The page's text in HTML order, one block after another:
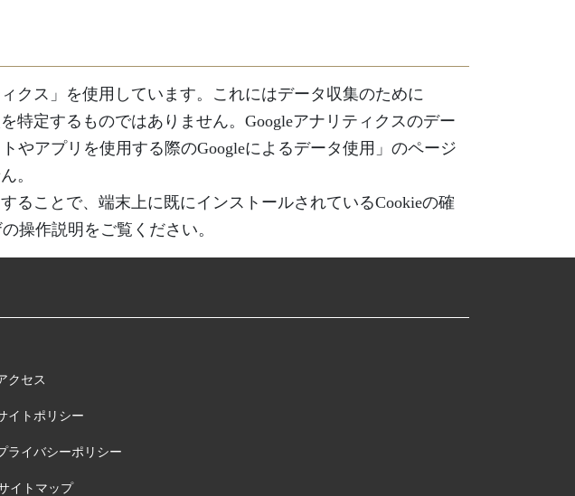
クス」を使用しています。これにはデータ収集のために
特定するものではありません。Googleアナリティクスのデー
やアプリを使用する際のGoogleによるデータ使用」のページ
。
ることで、端末上に既にインストールされているCookieの確
操作説明をご覧ください。
クセス
イトポリシー
ライバシーポリシー
イトマップ